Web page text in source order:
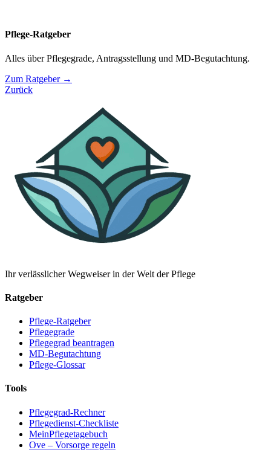
Pflege-Ratgeber
Alles über Pflegegrade, Antragsstellung und MD-Begutachtung.
Zum Ratgeber →
Zurück
Ihr verlässlicher Wegweiser in der Welt der Pflege
Ratgeber
Pflege-Ratgeber
Pflegegrade
Pflegegrad beantragen
MD-Begutachtung
Pflege-Glossar
Tools
Pflegegrad-Rechner
Pflegedienst-Checkliste
MeinPflegetagebuch
Ove – Vorsorge regeln